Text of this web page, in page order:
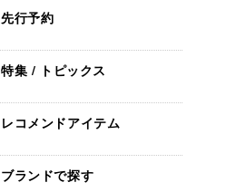
先行予約
特集 / トピックス
レコメンドアイテム
ブランドで探す